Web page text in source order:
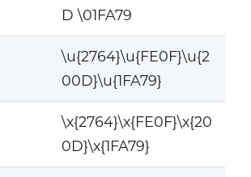
D \01FA79
\u{2764}\u{FE0F}\u{2
00D}\u{1FA79}
\x{2764}\x{FE0F}\x{20
0D}\x{1FA79}